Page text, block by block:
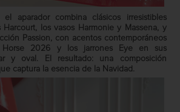
el aparador combina clásicos irresistibles
los vasos Harmonie y Massena, y
Passion, con acentos contemporáneos
Horse 2026 y los jarrones Eye en sus
y oval. El resultado: una composición
captura la esencia de la Navidad.